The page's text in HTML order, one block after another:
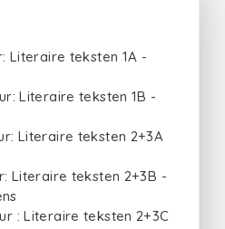
Literaire teksten 1A -
Literaire teksten 1B -
Literaire teksten 2+3A
Literaire teksten 2+3B -
: Literaire teksten 2+3C